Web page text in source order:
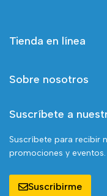
Tienda en línea
Sobre nosotros
Suscríbete a
Suscríbete para recibir
promociones y eventos.
Suscribirme